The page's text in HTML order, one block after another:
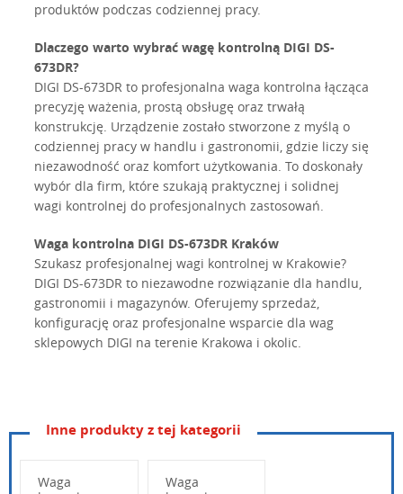
produktów podczas codziennej pracy.
Dlaczego warto wybrać wagę kontrolną DIGI DS-
673DR?
DIGI DS-673DR to profesjonalna waga kontrolna łącząca
precyzję ważenia, prostą obsługę oraz trwałą
konstrukcję. Urządzenie zostało stworzone z myślą o
codziennej pracy w handlu i gastronomii, gdzie liczy się
niezawodność oraz komfort użytkowania. To doskonały
wybór dla firm, które szukają praktycznej i solidnej
wagi kontrolnej do profesjonalnych zastosowań.
Waga kontrolna DIGI DS-673DR Kraków
Szukasz profesjonalnej wagi kontrolnej w Krakowie?
DIGI DS-673DR to niezawodne rozwiązanie dla handlu,
gastronomii i magazynów. Oferujemy sprzedaż,
konfigurację oraz profesjonalne wsparcie dla wag
sklepowych DIGI na terenie Krakowa i okolic.
Inne produkty z tej kategorii
Waga
Waga